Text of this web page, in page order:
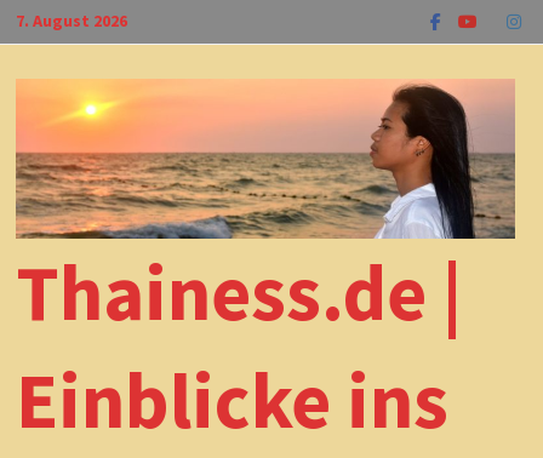
Zum
Inhalt
springen
7. August 2026
Thainess.de |
Einblicke ins